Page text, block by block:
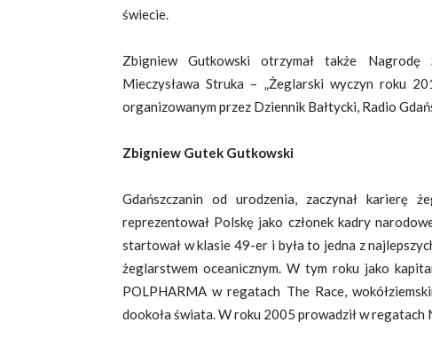
świecie.
Zbigniew Gutkowski otrzymał także Nagrodę
Mieczysława Struka – „Żeglarski wyczyn roku
organizowanym przez Dziennik Bałtycki, Radio
Zbigniew Gutek Gutkowski
Gdańszczanin od urodzenia, zaczynał karierę
reprezentował Polskę jako członek kadry
startował w klasie 49-er i była to jedna z
żeglarstwem oceanicznym. W tym roku jako
POLPHARMA w regatach The Race,
dookoła świata. W roku 2005 prowadził w